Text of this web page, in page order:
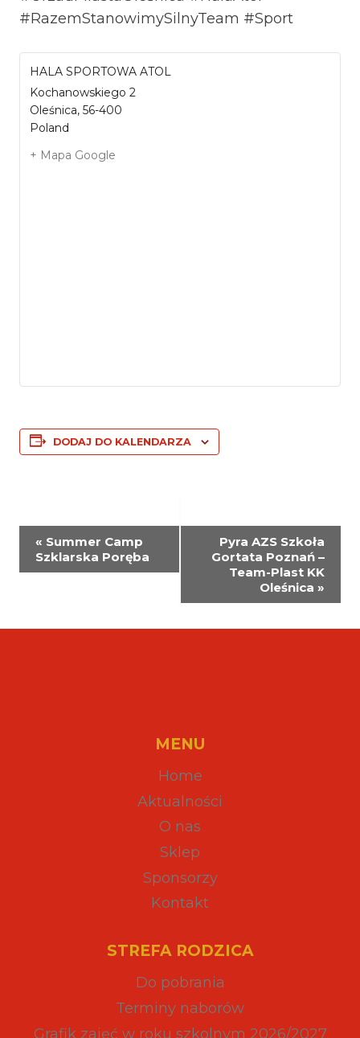
#RazemStanowimySilnyTeam #Sport
HALA SPORTOWA ATOL
Kochanowskiego 2
Oleśnica, 56-400
Poland
+ Mapa Google
DODAJ DO KALENDARZA
WYDARZENIE
NAWIGACJA
« Summer Camp
Szklarska Poręba
Pyra AZS Szkoła
Gortata Poznań –
Team-Plast KK
Oleśnica »
MENU
Home
Aktualności
O nas
Sklep
Sponsorzy
Kontakt
STREFA RODZICA
Do pobrania
Terminy naborów
Grafik zajęć w roku szkolnym 2026/2027